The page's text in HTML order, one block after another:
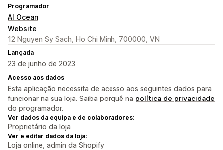
Programador
AI Ocean
Website
12 Nguyen Sy Sach, Ho Chi Minh, 700000, VN
Lançada
23 de junho de 2023
Acesso aos dados
Esta aplicação necessita de acesso aos seguintes dados para
funcionar na sua loja. Saiba porquê na política de privacidade
do programador.
Ver dados da equipa e de colaboradores:
Proprietário da loja
Ver e editar dados da loja:
Loja online, admin da Shopify